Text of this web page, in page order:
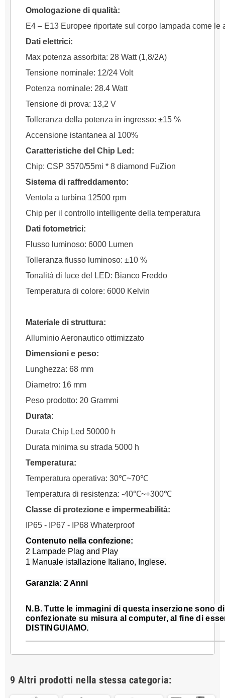
Omologazione di qualità:
E4 – E13 Europee riportate sul corpo lampada come le
Dati elettrici:
Max potenza assorbita: 28 Watt (1,8/2A)
Tensione nominale: 12/24 Volt
Potenza nominale: 28.4 Watt
Tensione di prova: 13,2 V
Tolleranza della potenza in ingresso: ±15 %
Accensione istantanea al 100%
Caratteristiche del Chip Led:
Chip: CSP 3570/55mi * 8 diamond FuZion
Sistema di raffreddamento:
Ventola a turbina 12500 rpm
Chip per il controllo intelligente della temperatura
Dati fotometrici:
Flusso luminoso: 6000 Lumen
Tolleranza flusso luminoso: ±10 %
Tonalità di luce del LED: Bianco Freddo
Temperatura di colore: 6000 Kelvin
Materiale di struttura:
Alluminio Aeronautico ottimizzato
Dimensioni e peso:
Lunghezza: 68 mm
Diametro: 16 mm
Peso prodotto: 20 Grammi
Durata:
Durata Chip Led 50000 h
Durata minima su strada 5000 h
Temperatura:
Temperatura operativa: 30℃~70℃
Temperatura di resistenza: -40℃~+300℃
Classe di protezione e impermeabilità:
IP65 - IP67 - IP68 Whaterproof
Contenuto nella confezione:
2 Lampade Plag and Play
1 Manuale istallazione Italiano, Inglese.
Garanzia: 2 Anni
N.B. Tutte le immagini di questa inserzione sono
confezionate su misura al computer, al fine di
DISTINGUIAMO.
9 Altri prodotti nella stessa categoria: